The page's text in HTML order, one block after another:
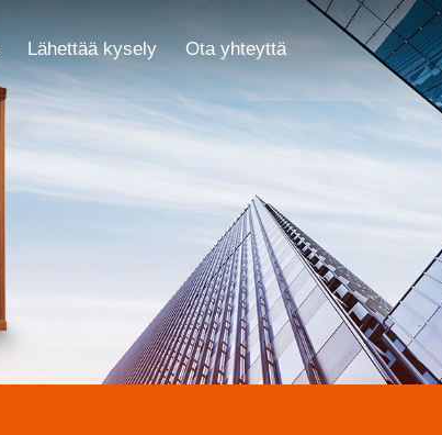
Lähettää kysely Ota yhteyttä